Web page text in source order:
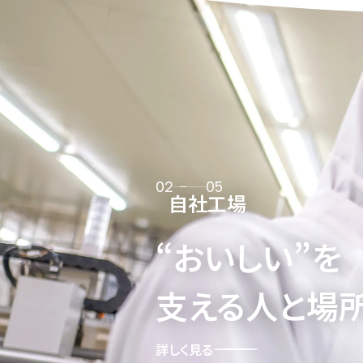
02 05
自社工場
“おいしい”を
支える人と場
詳しく見る